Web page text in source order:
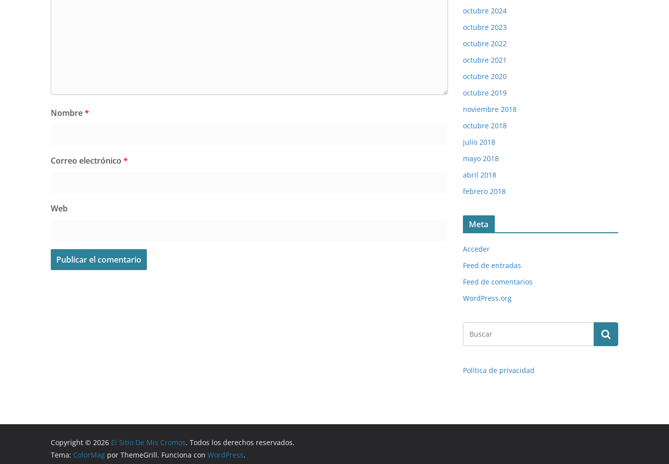
Nombre*
Correo electrónico *
Web
octubre 2024
octubre 2023
octubre 2022
octubre 2021
octubre 2020
octubre 2019
noviembre 2018
octubre 2018
julio 2018
mayo 2018
abril 2018
febrero 2018
Meta
Acceder
Feed de entradas
Feed de comentarios
WordPress.org
Política de privacidad
Copyright © 2026 El Sitio De Mis Cromos. Todos los derechos reservados.
Tema: ColorMag por ThemeGrill. Funciona con WordPress.